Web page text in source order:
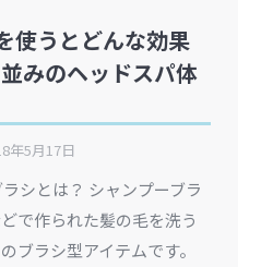
使うとどんな効果
みのヘッドスパ体
年5月17日
シとは？ シャンプーブラ
で作られた髪の毛を洗う
ブラシ型アイテムです。